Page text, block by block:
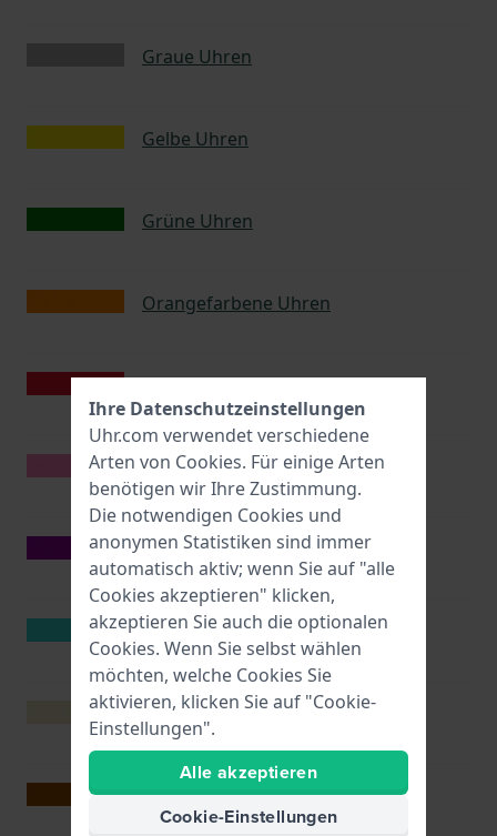
Graue Uhren
Gelbe Uhren
Grüne Uhren
Orangefarbene Uhren
Rote Uhren
Pinkfarbene Uhren
Violette Uhren
Türkisfarbene Uhren
Beigefarbene Uhren
Braune Uhren
Ihre Datenschutzeinstellungen
Uhr.com verwendet verschiedene
Arten von Cookies. Für einige Arten
benötigen wir Ihre Zustimmung.
Die notwendigen Cookies und
anonymen Statistiken sind immer
automatisch aktiv; wenn Sie auf "alle
Cookies akzeptieren" klicken,
akzeptieren Sie auch die optionalen
Cookies. Wenn Sie selbst wählen
möchten, welche Cookies Sie
aktivieren, klicken Sie auf "Cookie-
Einstellungen".
Alle akzeptieren
Cookie-Einstellungen